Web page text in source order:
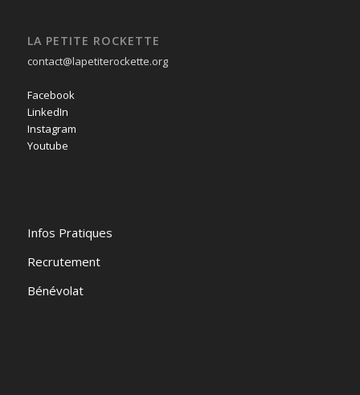
LA PETITE ROCKETTE
contact@lapetiterockette.org
Facebook
LinkedIn
Instagram
Youtube
Infos Pratiques
Recrutement
Bénévolat